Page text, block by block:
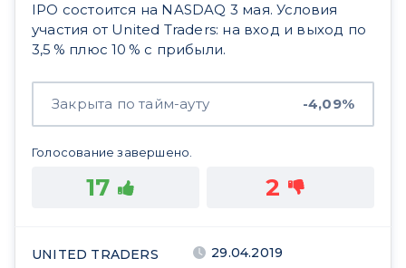
IPO состоится на NASDAQ 3 мая. Условия
участия от United Traders: на вход и выход по
3,5 % плюс 10 % с прибыли.
Закрыта по тайм-ауту -4,09%
Голосование завершено.
17 2
UNITED TRADERS 29.04.2019